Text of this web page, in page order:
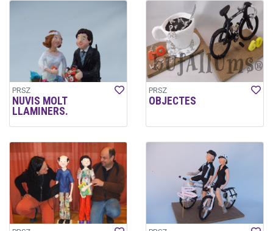
PRSZ
NUVIS MOLT
LLAMINERS.
PRSZ
OBJECTES